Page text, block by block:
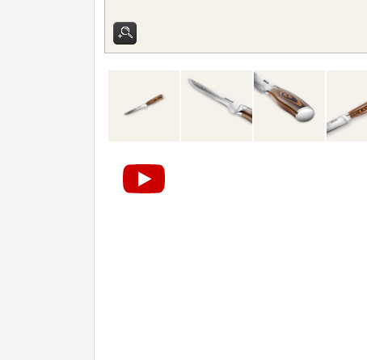
Japonské nože
Zavírací nože
Špeciálne nože